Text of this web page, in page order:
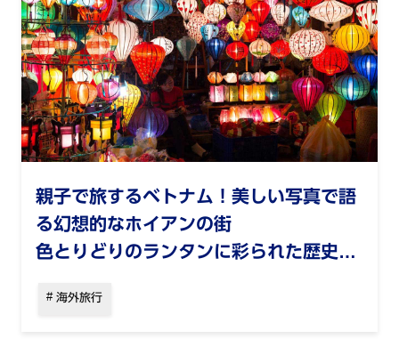
親子で旅するベトナム！美しい写真で語
る幻想的なホイアンの街
色とりどりのランタンに彩られた歴史あ
海外旅行